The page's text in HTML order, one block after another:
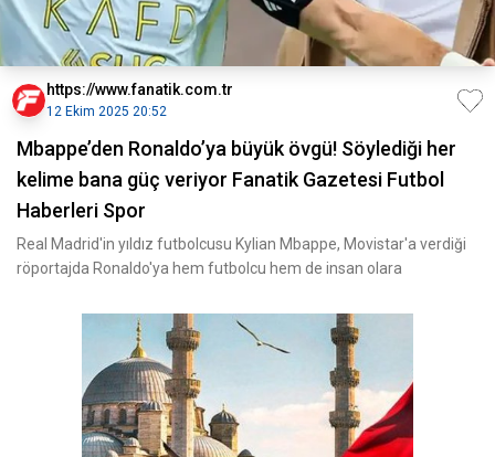
https://www.fanatik.com.tr
12 Ekim 2025 20:52
Mbappe’den Ronaldo’ya büyük övgü! Söylediği her
kelime bana güç veriyor Fanatik Gazetesi Futbol
Haberleri Spor
Real Madrid'in yıldız futbolcusu Kylian Mbappe, Movistar'a verdiği
röportajda Ronaldo'ya hem futbolcu hem de insan olara